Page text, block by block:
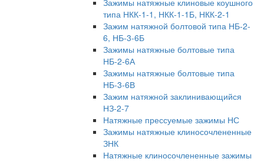
типа НКК-1-1, НКК-1-1Б, НКК-2-1
Зажим натяжной болтовой типа НБ-2-
6, НБ-3-6Б
Зажимы натяжные болтовые типа
НБ-2-6А
Зажимы натяжные болтовые типа
НБ-3-6В
Зажим натяжной заклинивающийся
НЗ-2-7
Натяжные прессуемые зажимы НС
Зажимы натяжные клиносочлененные
ЗНК
Натяжные клиносочлененные зажимы